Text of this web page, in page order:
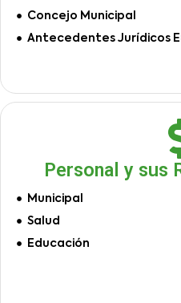
Concejo Municipal
Antecedentes Jurídicos
Personal y sus
Municipal
Salud
Educación